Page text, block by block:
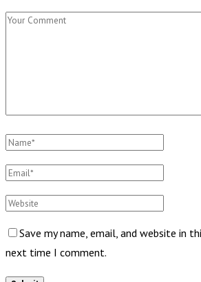
Save my name, email, and website in
next time I comment.